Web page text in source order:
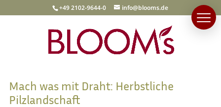
+49 2102-9644-0 info@blooms.de
Mach was mit Draht: Herbstliche
Pilzlandschaft